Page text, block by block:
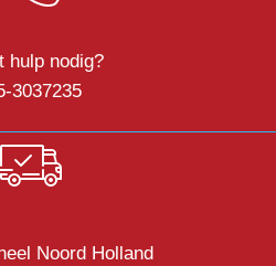
hulp nodig?
3037235
Noord Holland